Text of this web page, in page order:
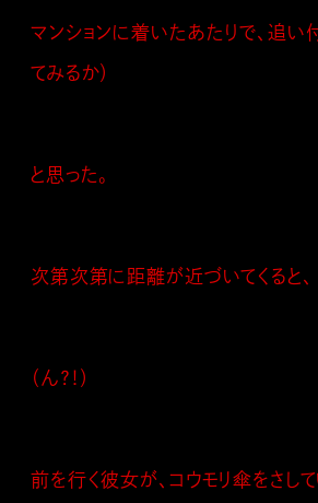
マンションに着いたあたりで、追い
てみるか）
と思った。
次第次第に距離が近づいてくると、
（ん？！）
前を行く彼女が、コウモリ傘をさして